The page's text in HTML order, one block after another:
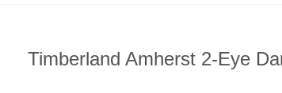
Timberland Amherst 2-Eye